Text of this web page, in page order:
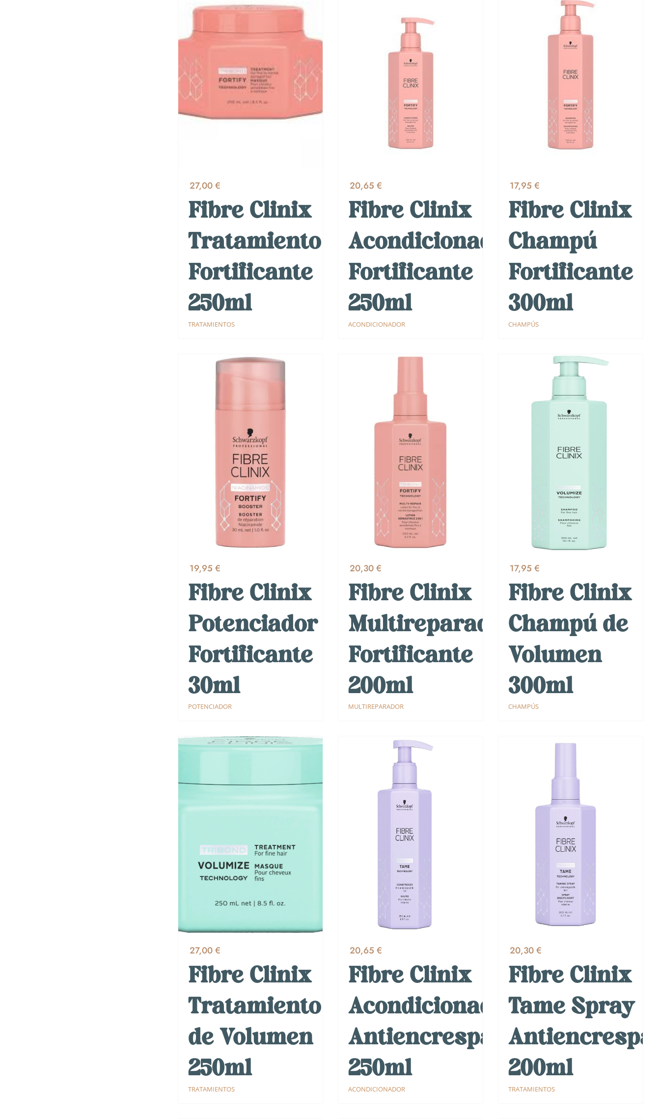
27,00 €
Fibre Clinix
Tratamiento
Fortificante
250ml
TRATAMIENTOS
20,65 €
Fibre Clinix
Acondicionador
Fortificante
250ml
ACONDICIONADOR
17,95 €
Fibre Clinix
Champú
Fortificante
300ml
CHAMPÚS
19,95 €
Fibre Clinix
Potenciador
Fortificante
30ml
POTENCIADOR
20,30 €
Fibre Clinix
Multireparador
Fortificante
200ml
MULTIREPARADOR
17,95 €
Fibre Clinix
Champú de
Volumen
300ml
CHAMPÚS
27,00 €
Fibre Clinix
Tratamiento
de Volumen
250ml
TRATAMIENTOS
20,65 €
Fibre Clinix
Acondicionador
Antiencrespado
250ml
ACONDICIONADOR
20,30 €
Fibre Clinix
Tame Spray
200ml
TRATAMIENTOS